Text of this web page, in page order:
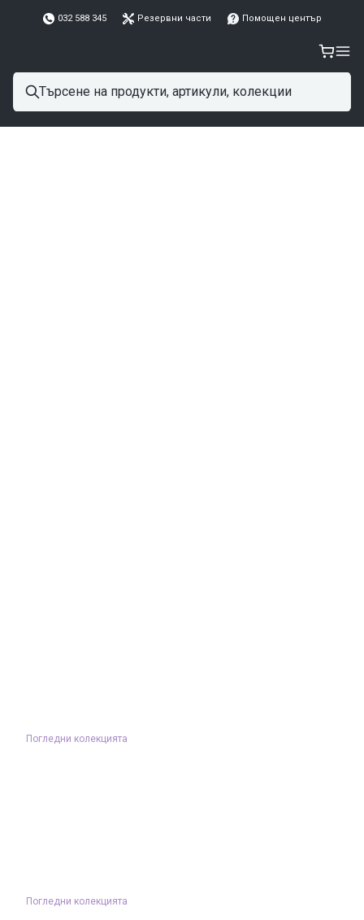
032 588 345 Резервни части Помощен център
Погледни колекцията
Погледни колекцията